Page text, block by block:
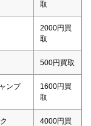
取
2000円買
取
500円買取
ンプ
1600円買
取
4000円買